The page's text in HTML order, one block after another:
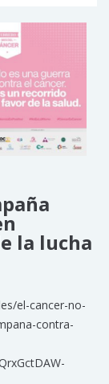
la lucha
el-cancer-no-
contra-